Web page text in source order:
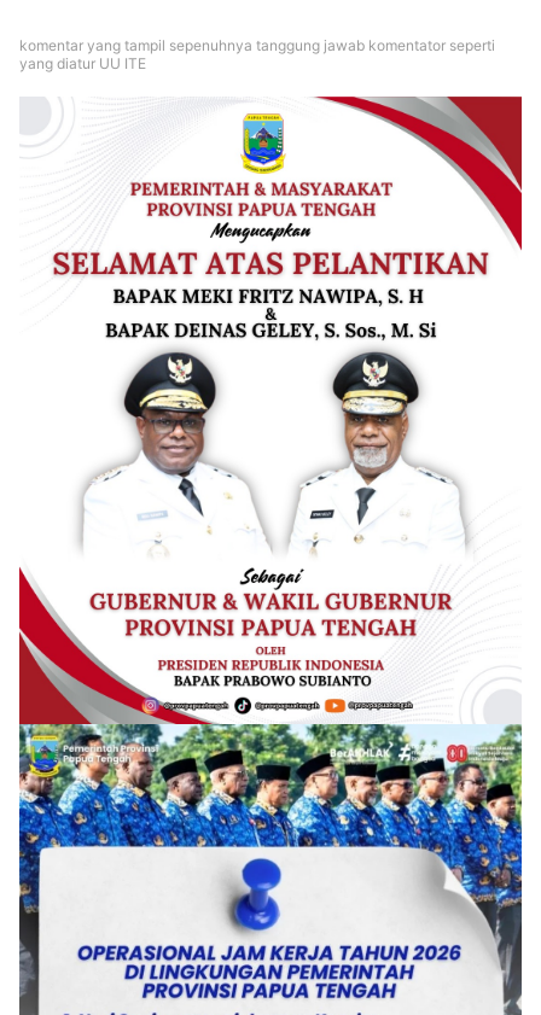
komentar yang tampil sepenuhnya tanggung jawab komentator seperti
yang diatur UU ITE